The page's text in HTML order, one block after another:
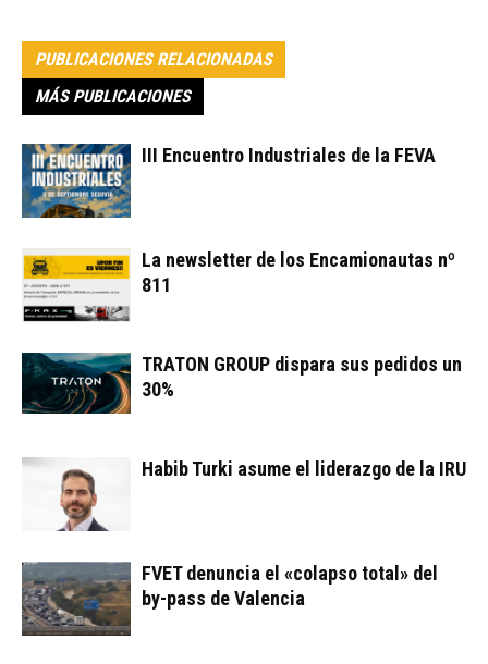
PUBLICACIONES RELACIONADAS
MÁS PUBLICACIONES
III Encuentro Industriales de la FEVA
La newsletter de los Encamionautas nº
811
TRATON GROUP dispara sus pedidos un
30%
Habib Turki asume el liderazgo de la IRU
FVET denuncia el «colapso total» del
by-pass de Valencia